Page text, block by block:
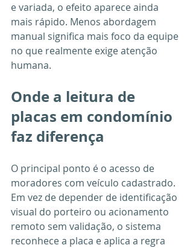
e variada, o efeito aparece ainda
mais rápido. Menos abordagem
manual significa mais foco da equipe
no que realmente exige atenção
humana.
Onde a leitura de
placas em condomínio
faz diferença
O principal ponto é o acesso de
moradores com veículo cadastrado.
Em vez de depender de identificação
visual do porteiro ou acionamento
remoto sem validação, o sistema
reconhece a placa e aplica a regra